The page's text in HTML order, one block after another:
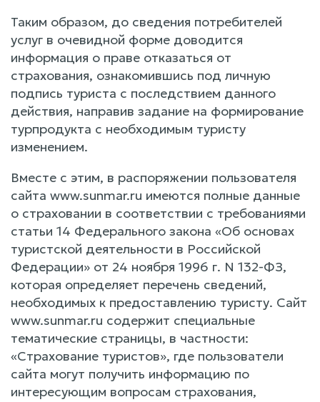
Таким образом, до сведения потребителей
услуг в очевидной форме доводится
информация о праве отказаться от
страхования, ознакомившись под личную
подпись туриста с последствием данного
действия, направив задание на формирование
турпродукта с необходимым туристу
изменением.
Вместе с этим, в распоряжении пользователя
сайта www.sunmar.ru имеются полные данные
о страховании в соответствии с требованиями
статьи 14 Федерального закона «Об основах
туристской деятельности в Российской
Федерации» от 24 ноября 1996 г. N 132-ФЗ,
которая определяет перечень сведений,
необходимых к предоставлению туристу. Сайт
www.sunmar.ru содержит специальные
тематические страницы, в частности:
«Страхование туристов», где пользователи
сайта могут получить информацию по
интересующим вопросам страхования,